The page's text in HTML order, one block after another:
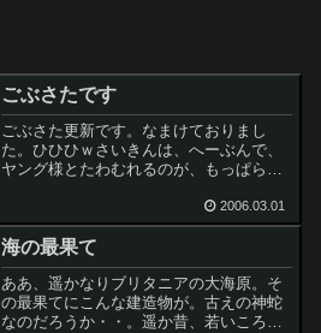
ごぶさたです
ごぶさた更新です。なまけておりまし
た。ひひひｗさいきんは、へーぶんで、
ヤング様とたわむれるのが、もっぱらの
は、ひさびさに、ラバへ出陣、といって
も、写真とりわすれましたｗなんかプー
がおおかったような気がします...
2006.03.01
海の最果て
ああ、遥かなりブリタニアの大海原。そ
の最果てにこんな建造物が。古えの神蛇
なのだろうか・・。遥か昔、若いころに